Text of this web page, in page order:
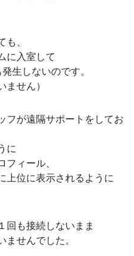
も、
に入室して
生しないのです。
ません）
フが遠隔サポートをしてお
に
フィール、
上位に表示されるように
回も接続しないまま
ませんでした。